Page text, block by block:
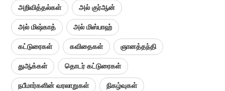
அறிவித்தல்கள் அல் குர்ஆன்
அல் மிஷ்காத் அல் மிஸ்பாஹ்
கட்டுரைகள் கவிதைகள் ஞானத்தந்தி
துஆக்கள் தொடர் கட்டுரைகள்
நபீமார்களின் வரலாறுகள் நிகழ்வுகள்